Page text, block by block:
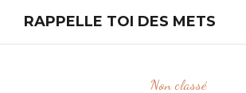
RAPPELLE TOI DES METS
Non classé